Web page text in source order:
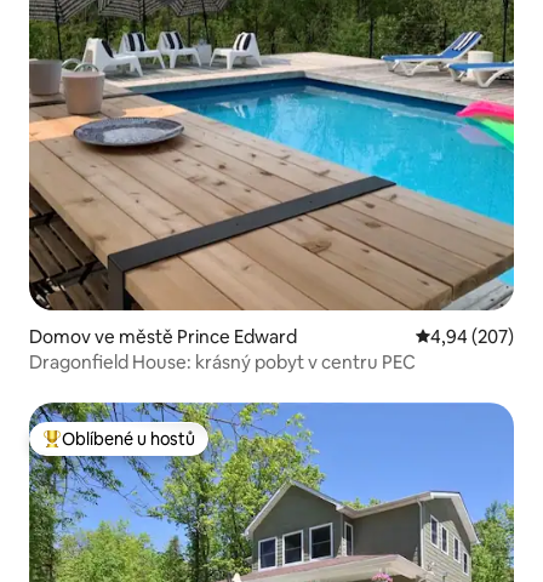
Domov ve městě Prince Edward Průměrné
4,94 (207)
Dragonfield House: krásný pobyt v centru PEC
Nejlepší v kategorii Oblíbené u hostů
Oblíbené u hostů